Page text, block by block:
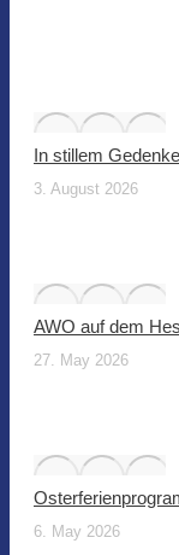
In stillem
3. August 2026
AWO auf dem
27. May 2026
6. May 2026